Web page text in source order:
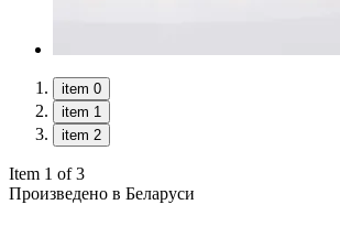
item 0
item 1
item 2
Item 1 of 3
Произведено в Беларуси